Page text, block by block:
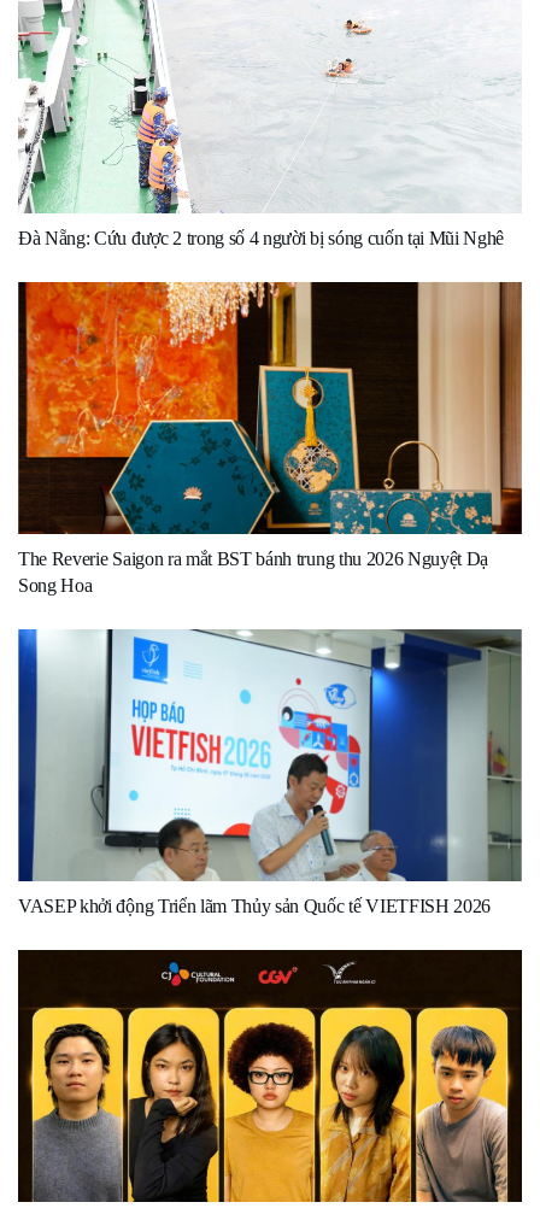
Đà Nẵng: Cứu được 2 trong số 4 người bị sóng cuốn tại Mũi Nghê
The Reverie Saigon ra mắt BST bánh trung thu 2026 Nguyệt Dạ
Song Hoa
VASEP khởi động Triển lãm Thủy sản Quốc tế VIETFISH 2026